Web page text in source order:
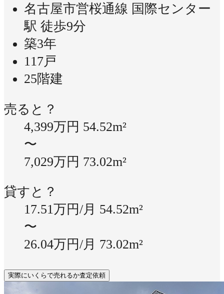
名古屋市営桜通線 国際センター
駅 徒歩9分
築3年
117戸
25階建
売ると？
4,399万円 54.52m²
〜
7,029万円 73.02m²
貸すと？
17.51万円/月 54.52m²
〜
26.04万円/月 73.02m²
実際にいくらで売れるか査定依頼